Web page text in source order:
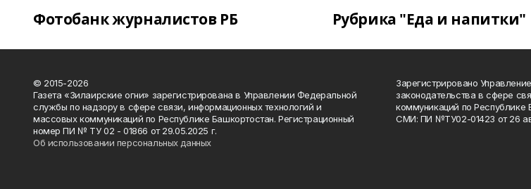
Фотобанк журналистов РБ Рубрика "Еда и напитки"
© 2015-2026
Газета «Зилаирские огни» зарегистрирована в Управлении Федеральной
службы по надзору в сфере связи, информационных технологий и
массовых коммуникаций по Республике Башкортостан. Регистрационный
номер ПИ № ТУ 02 - 01866 от 29.05.2025 г.
Об использовании персональных данных
Зарегистрировано
законодательства в сфере
коммуникаций по Республике
СМИ: ПИ №ТУ02-01423 от 26